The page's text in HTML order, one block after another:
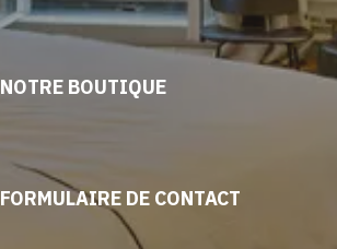
NOTRE BOUTIQUE
FORMULAIRE DE CONTACT